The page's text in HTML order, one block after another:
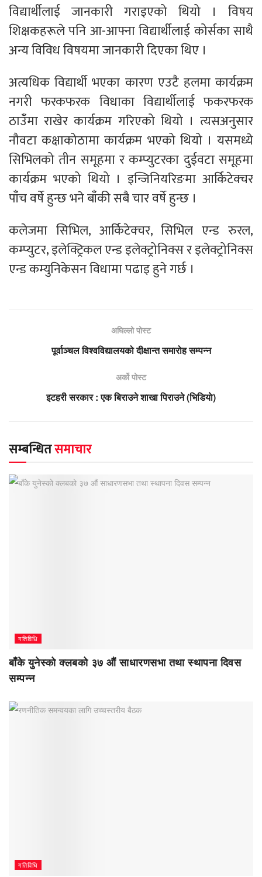
विद्यार्थीलाई जानकारी गराइएको थियो । विषय
शिक्षकहरूले पनि आ-आफ्ना विद्यार्थीलाई कोर्सका साथै
अन्य विविध विषयमा जानकारी दिएका थिए ।
अत्यधिक विद्यार्थी भएका कारण एउटै हलमा कार्यक्रम
नगरी फरकफरक विधाका विद्यार्थीलाई फकरफरक
ठाउँंमा राखेर कार्यक्रम गरिएको थियो । त्यसअनुसार
नौवटा कक्षाकोठामा कार्यक्रम भएको थियो । यसमध्ये
सिभिलको तीन समूहमा र कम्प्युटरका दुईवटा समूहमा
कार्यक्रम भएको थियो । इन्जिनियरिङमा आर्किटेक्चर
पाँंच वर्षे हुन्छ भने बाँंकी सबै चार वर्षे हुन्छ ।
कलेजमा सिभिल, आर्किटेक्चर, सिभिल एन्ड रुरल,
कम्प्युटर, इलेक्ट्रिकल एन्ड इलेक्ट्रोनिक्स र इलेक्ट्रोनिक्स
एन्ड कम्युनिकेसन विधामा पढाइ हुने गर्छ ।
अघिल्लो पोस्ट
पूर्वाञ्चल विश्वविद्यालयको दीक्षान्त समारोह सम्पन्न
अर्को पोस्ट
इटहरी सरकार : एक बिराउने शाखा पिराउने (भिडियाे)
सम्बन्धितसमाचार
गतिविधि
बाँके युनेस्को क्लबको ३७ औं साधारणसभा तथा स्थापना दिवस
सम्पन्न
गतिविधि